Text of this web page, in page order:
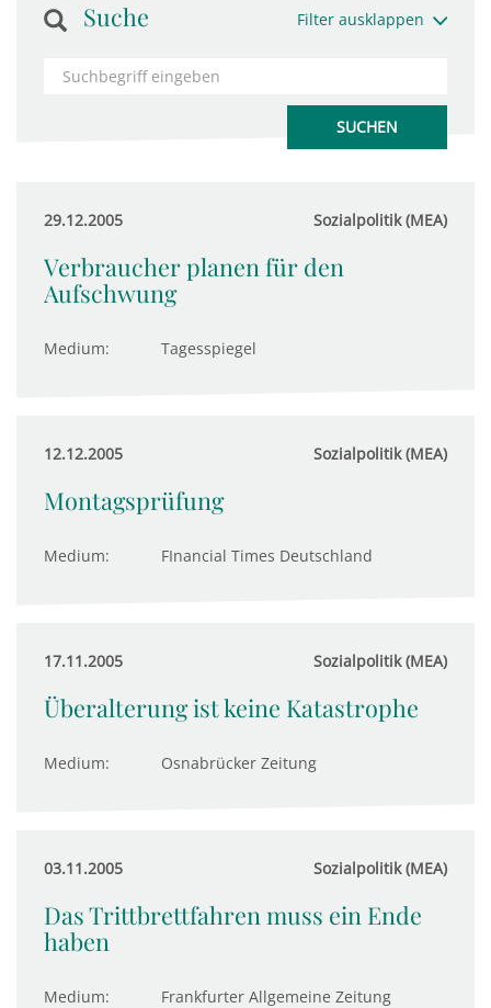
Suche Filter ausklappen
29.12.2005 Sozialpolitik (MEA)
Verbraucher planen für den
Aufschwung
Medium: Tagesspiegel
12.12.2005 Sozialpolitik (MEA)
Montagsprüfung
Medium: FInancial Times Deutschland
17.11.2005 Sozialpolitik (MEA)
Überalterung ist keine Katastrophe
Medium: Osnabrücker Zeitung
03.11.2005 Sozialpolitik (MEA)
Das Trittbrettfahren muss ein Ende
haben
Medium: Frankfurter Allgemeine Zeitung